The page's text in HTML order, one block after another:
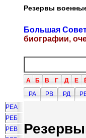
Резервы
Большая
биографии,
А Б В Г Д Е
РА
РВ РД
РЕА
РЕБ
РЕВ
Резервы